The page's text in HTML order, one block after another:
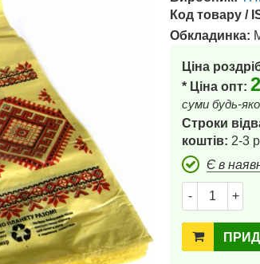
Код товару /
Обкладинка:
Ціна
* Ціна опт:
суми будь-
Строки
коштів: 2-3
Є в
- +